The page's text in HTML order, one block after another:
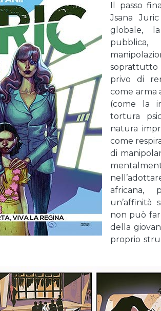
Il passo
Jsana
globale,
privo di
come arma
(come la
tortura
natura
come
di
africana,
un’affinità
non può
della
proprio